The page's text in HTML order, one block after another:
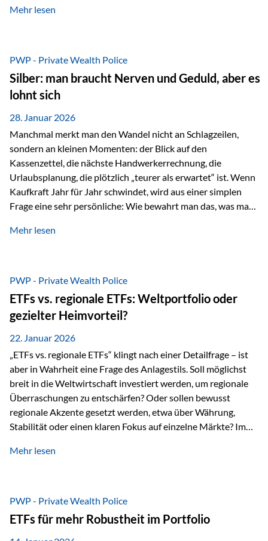
starken Anstiegen. Diese verändern jedoch nicht die
von geopolitischen Spannungen, einer stark ausgeweiteten
Geldmenge sowie strukturellen Verschiebungen an den
Kapitalmärkten geprägt ist, bleibt Gold ein bewährter Anker.
Nicht, weil…
Mehr lesen
PWP - Private Wealth Police
Silber: man braucht Nerven und Geduld, aber es
lohnt sich
28. Januar 2026
Manchmal merkt man den Wandel nicht an Schlagzeilen,
sondern an kleinen Momenten: der Blick auf den
Kassenzettel, die nächste Handwerkerrechnung, die
Urlaubsplanung, die plötzlich „teurer als erwartet“ ist. Wenn
Kaufkraft Jahr für Jahr schwindet, wird aus einer simplen
Frage eine sehr persönliche: Wie bewahrt man das, was man
Sachwerten mit einer Investition in Sachwerte zu
gerade dann, wenn Märkte nervös werden,…
Mehr lesen
PWP - Private Wealth Police
ETFs vs. regionale ETFs: Weltportfolio oder
gezielter Heimvorteil?
22. Januar 2026
„ETFs vs. regionale ETFs“ klingt nach einer Detailfrage – ist
aber in Wahrheit eine Frage des Anlagestils. Soll möglichst
breit in die Weltwirtschaft investiert werden, um regionale
Überraschungen zu entschärfen? Oder sollen bewusst
regionale Akzente gesetzt werden, etwa über Währung,
Stabilität oder einen klaren Fokus auf einzelne Märkte? Im
Wealth Police der Vienna-Life lassen sich beide Ansätze
Risikostreuung, Inflationsrobustheit und Stabilisierung. 1)
Die Philosophiefrage: breit oder bewusst? Global investieren
bedeutet: Das Portfolio bildet die Weltmärkte möglichst
Mehr lesen
PWP - Private Wealth Police
ETFs für mehr Robustheit im Portfolio